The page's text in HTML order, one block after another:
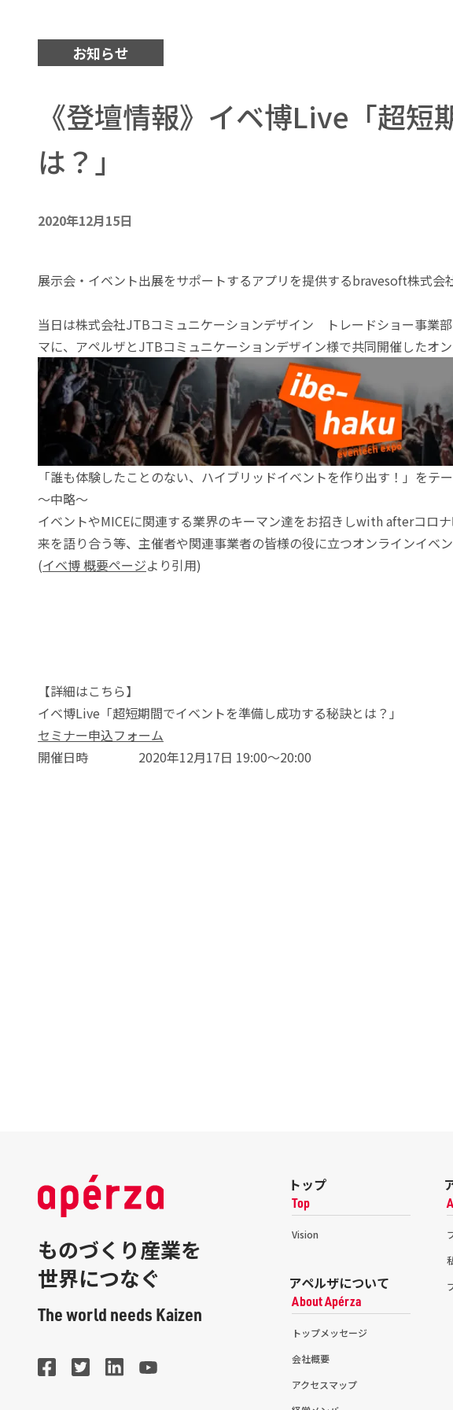
お知らせ
《登壇情報》イベ博Live「超
は？」
2020年12月15日
展示会・イベント出展をサポートするアプリを提供するbravesoft株式会
当日は株式会社JTBコミュニケーションデザイン トレードショー事
マに、アペルザとJTBコミュニケーションデザイン様で共同開催したオ
「誰も体験したことのない、ハイブリッドイベントを作り出す！」をテ
〜中略〜
イベントやMICEに関連する業界のキーマン達をお招きしwith afterコロ
来を語り合う等、主催者や関連事業者の皆様の役に立つオンラインイベ
(イベ博 概要ページより引用)
【詳細はこちら】
イベ博Live「超短期間でイベントを準備し成功する秘訣とは？」
セミナー申込フォーム
開催日時 2020年12月17日 19:00～20:00
ものづくり産業を
世界につなぐ
The world needs Kaizen
トップ
Top
Vision
アペルザについて
About Apérza
トップメッセージ
会社概要
アクセスマップ